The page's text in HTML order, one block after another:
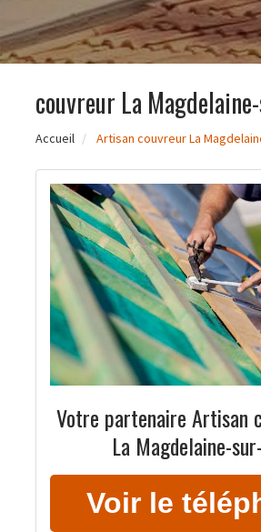
couvreur La
Accueil Artisan couvreur La
Votre partenaire Artisan
La Magdelaine-